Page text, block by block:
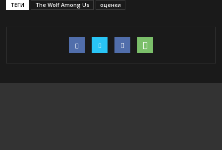
ТЕГИ The Wolf Among Us оценки